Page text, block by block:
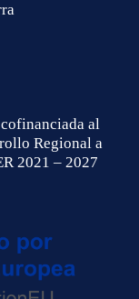
al
Regional a
2021 – 2027